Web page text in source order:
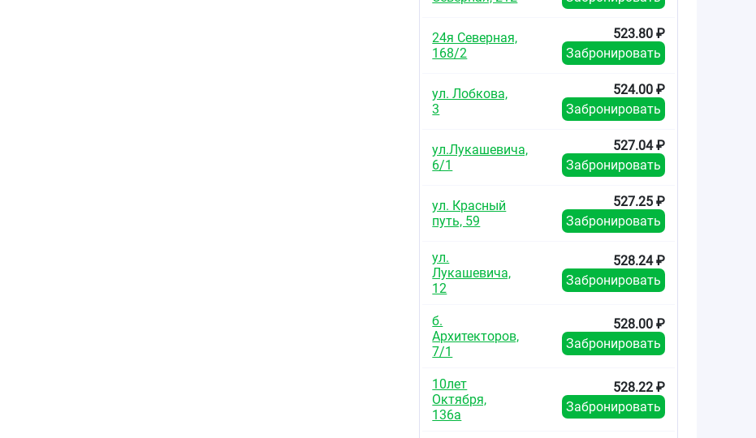
24я Северная,
168/2
523.80 ₽
Забронировать
ул. Лобкова,
3
524.00 ₽
Забронировать
ул.Лукашевича,
6/1
527.04 ₽
Забронировать
ул. Красный
путь, 59
527.25 ₽
Забронировать
ул.
Лукашевича,
12
528.24 ₽
Забронировать
б.
Архитекторов,
7/1
528.00 ₽
Забронировать
10лет
Октября,
136а
528.22 ₽
Забронировать